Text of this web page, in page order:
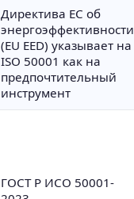
Директива ЕС об
энергоэффективности
(EU EED) указывает на
ISO 50001 как на
предпочтительный
инструмент
ГОСТ Р ИСО 50001-